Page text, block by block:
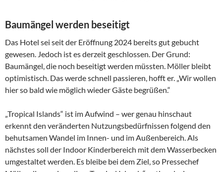
Baumängel werden beseitigt
Das Hotel sei seit der Eröffnung 2024 bereits gut gebucht
gewesen. Jedoch ist es derzeit geschlossen. Der Grund:
Baumängel, die noch beseitigt werden müssten. Möller bleibt
optimistisch. Das werde schnell passieren, hofft er. „Wir wollen
hier so bald wie möglich wieder Gäste begrüßen.“
„Tropical Islands“ ist im Aufwind – wer genau hinschaut
erkennt den veränderten Nutzungsbedürfnissen folgend den
behutsamen Wandel im Innen- und im Außenbereich. Als
nächstes soll der Indoor Kinderbereich mit dem Wasserbecken
umgestaltet werden. Es bleibe bei dem Ziel, so Pressechef